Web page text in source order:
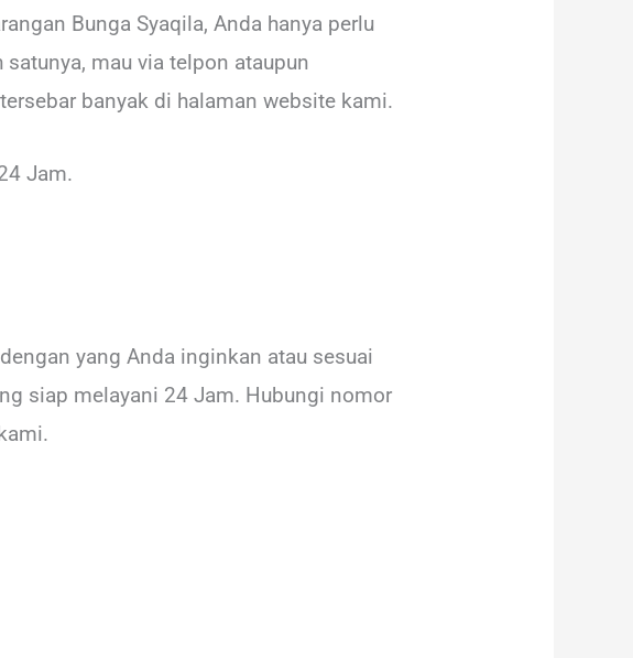
Bunga Syaqila, Anda hanya perlu
mau via telpon ataupun
banyak di halaman website kami.
Jam.
yang Anda inginkan atau sesuai
siap melayani 24 Jam. Hubungi nomor